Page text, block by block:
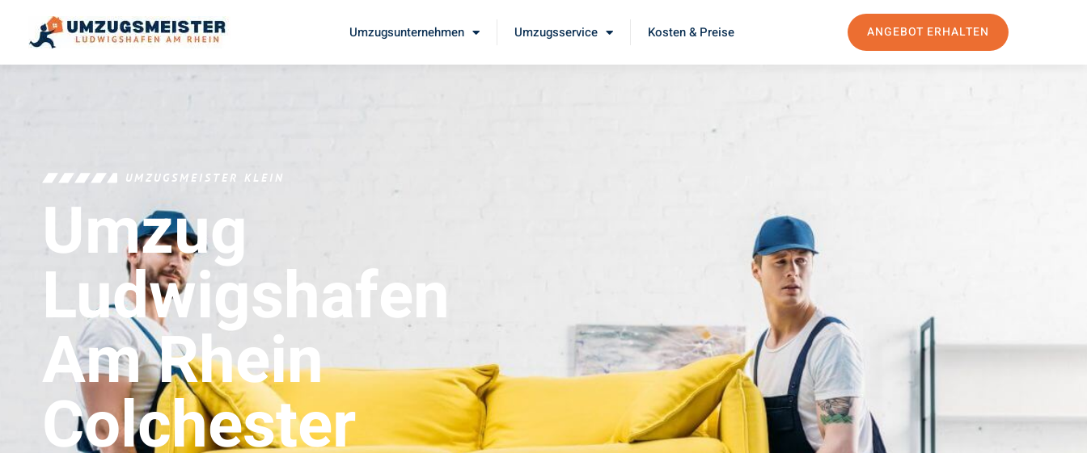
Umzugsunternehmen Umzugsservice Kosten & Preise ANGEBOT ERHALTEN
UMZUGSMEISTER KLEIN
Umzug
Ludwigshafen
Am Rhein
Colchester